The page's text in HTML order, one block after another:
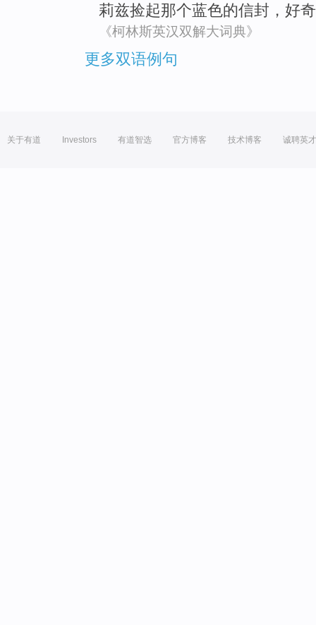
莉兹捡起那个蓝色的信封 ，好
《柯林斯英汉双解大词典》
更多双语例句
关于有道 Investors 有道智选 官方博客 技术博客 诚聘英才